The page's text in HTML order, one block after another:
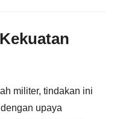
militer, tindakan ini
upaya